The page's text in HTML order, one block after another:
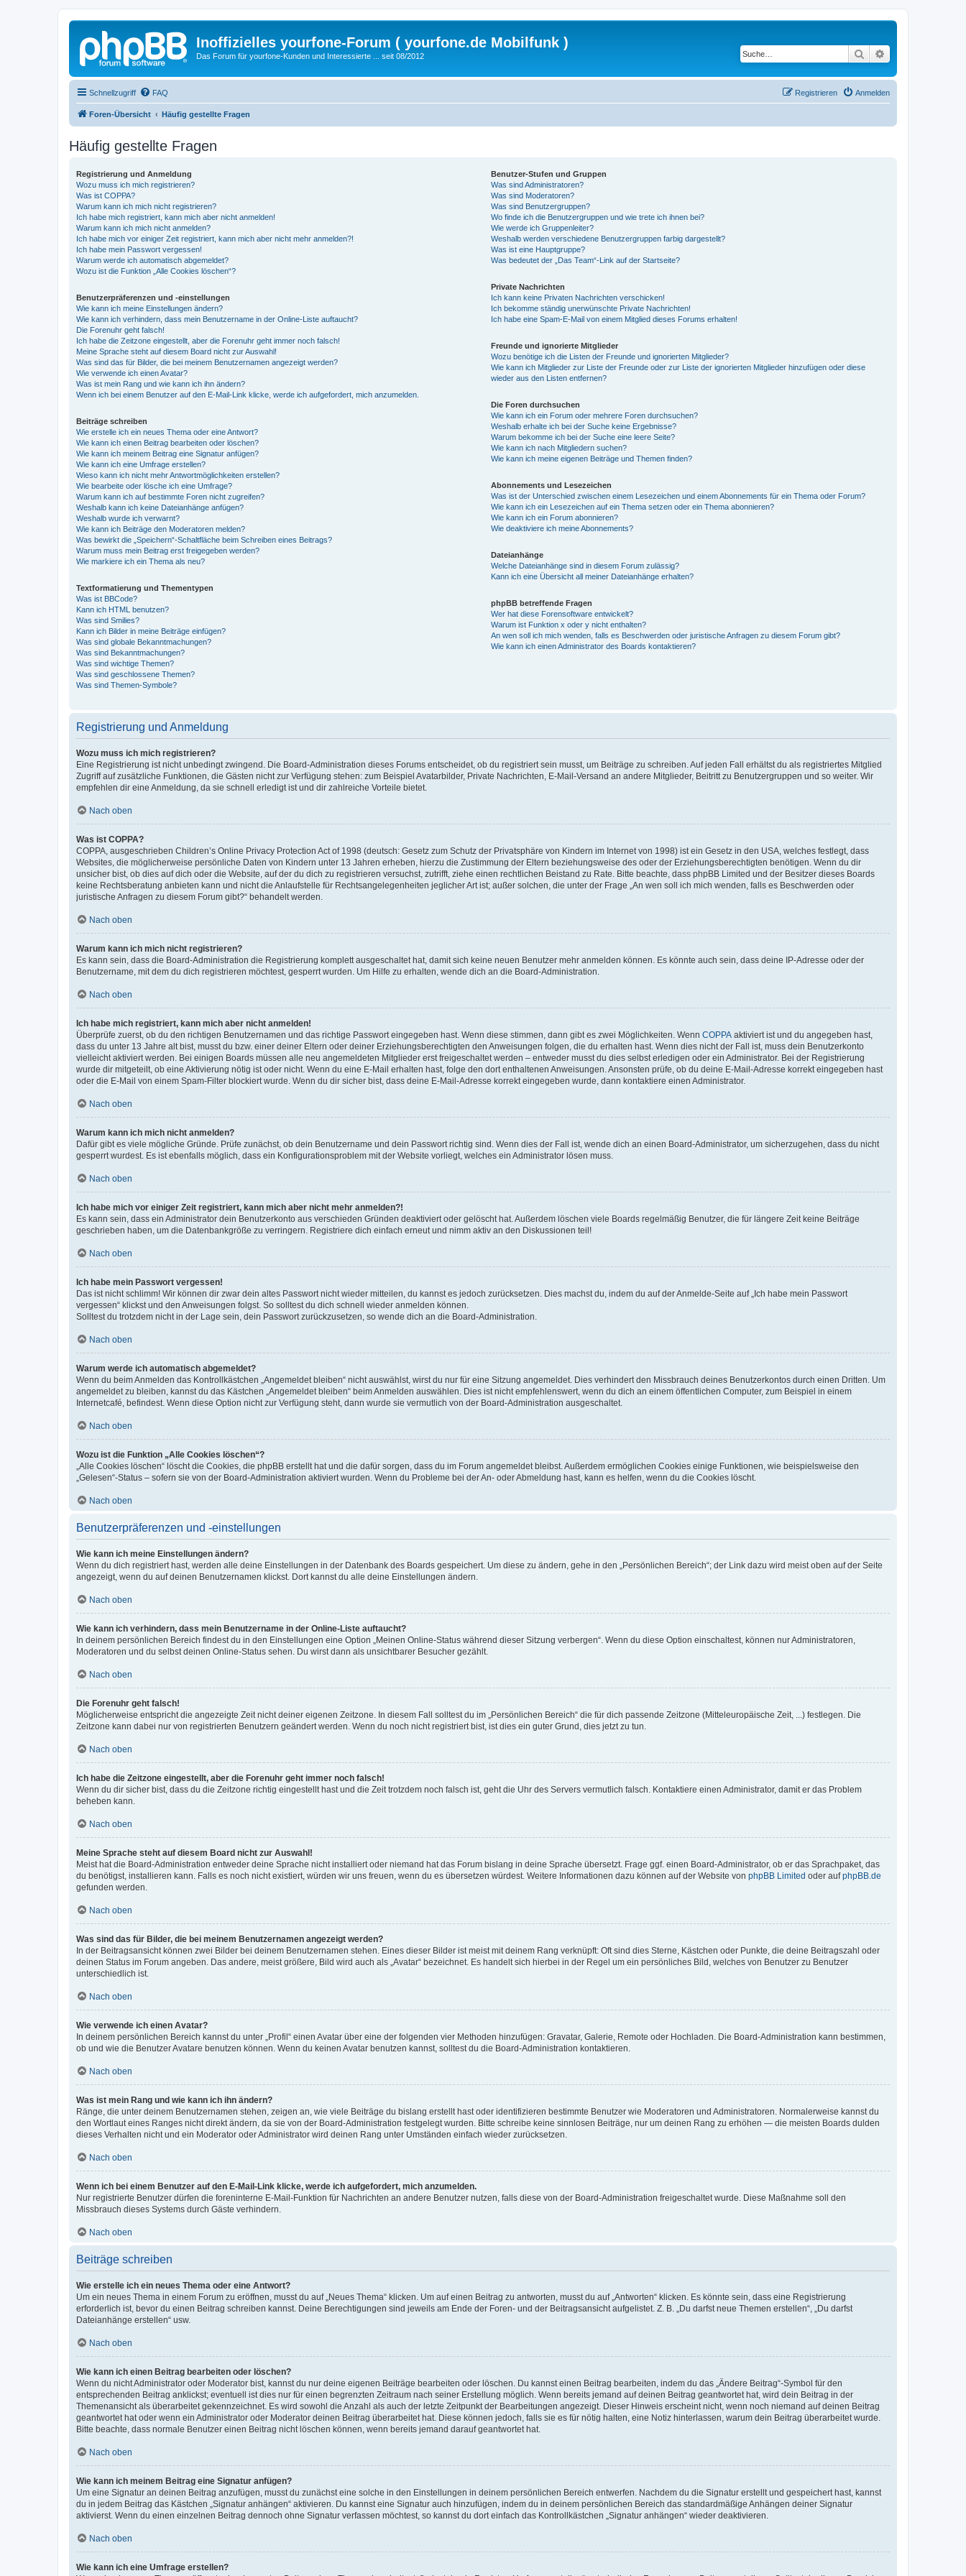
Inoffizielles yourfone-Forum ( yourfone.de Mobilfunk )
Das Forum für yourfone-Kunden und Interessierte ... seit 08/2012 Suche
Schnellzugriff FAQ Anmelden
Registrieren
Foren-Übersicht Häufig gestellte Fragen
Häufig gestellte Fragen
Registrierung und Anmeldung
Wozu muss ich mich registrieren?
Was ist COPPA?
Warum kann ich mich nicht registrieren?
Ich habe mich registriert, kann mich aber nicht anmelden!
Warum kann ich mich nicht anmelden?
Ich habe mich vor einiger Zeit registriert, kann mich aber nicht mehr anmelden?!
Ich habe mein Passwort vergessen!
Warum werde ich automatisch abgemeldet?
Wozu ist die Funktion „Alle Cookies löschen“?
Benutzerpräferenzen und -einstellungen
Wie kann ich meine Einstellungen ändern?
Wie kann ich verhindern, dass mein Benutzername in der Online-Liste auftaucht?
Die Forenuhr geht falsch!
Ich habe die Zeitzone eingestellt, aber die Forenuhr geht immer noch falsch!
Meine Sprache steht auf diesem Board nicht zur Auswahl!
Was sind das für Bilder, die bei meinem Benutzernamen angezeigt werden?
Wie verwende ich einen Avatar?
Was ist mein Rang und wie kann ich ihn ändern?
Wenn ich bei einem Benutzer auf den E-Mail-Link klicke, werde ich aufgefordert, mich anzumelden.
Beiträge schreiben
Wie erstelle ich ein neues Thema oder eine Antwort?
Wie kann ich einen Beitrag bearbeiten oder löschen?
Wie kann ich meinem Beitrag eine Signatur anfügen?
Wie kann ich eine Umfrage erstellen?
Wieso kann ich nicht mehr Antwortmöglichkeiten erstellen?
Wie bearbeite oder lösche ich eine Umfrage?
Warum kann ich auf bestimmte Foren nicht zugreifen?
Weshalb kann ich keine Dateianhänge anfügen?
Weshalb wurde ich verwarnt?
Wie kann ich Beiträge den Moderatoren melden?
Was bewirkt die „Speichern“-Schaltfläche beim Schreiben eines Beitrags?
Warum muss mein Beitrag erst freigegeben werden?
Wie markiere ich ein Thema als neu?
Textformatierung und Thementypen
Was ist BBCode?
Kann ich HTML benutzen?
Was sind Smilies?
Kann ich Bilder in meine Beiträge einfügen?
Was sind globale Bekanntmachungen?
Was sind Bekanntmachungen?
Was sind wichtige Themen?
Was sind geschlossene Themen?
Was sind Themen-Symbole?
Benutzer-Stufen und Gruppen
Was sind Administratoren?
Was sind Moderatoren?
Was sind Benutzergruppen?
Wo finde ich die Benutzergruppen und wie trete ich ihnen bei?
Wie werde ich Gruppenleiter?
Weshalb werden verschiedene Benutzergruppen farbig dargestellt?
Was ist eine Hauptgruppe?
Was bedeutet der „Das Team“-Link auf der Startseite?
Private Nachrichten
Ich kann keine Privaten Nachrichten verschicken!
Ich bekomme ständig unerwünschte Private Nachrichten!
Ich habe eine Spam-E-Mail von einem Mitglied dieses Forums erhalten!
Freunde und ignorierte Mitglieder
Wozu benötige ich die Listen der Freunde und ignorierten Mitglieder?
Wie kann ich Mitglieder zur Liste der Freunde oder zur Liste der ignorierten Mitglieder hinzufügen oder diese
wieder aus den Listen entfernen?
Die Foren durchsuchen
Wie kann ich ein Forum oder mehrere Foren durchsuchen?
Weshalb erhalte ich bei der Suche keine Ergebnisse?
Warum bekomme ich bei der Suche eine leere Seite?
Wie kann ich nach Mitgliedern suchen?
Wie kann ich meine eigenen Beiträge und Themen finden?
Abonnements und Lesezeichen
Was ist der Unterschied zwischen einem Lesezeichen und einem Abonnements für ein Thema oder Forum?
Wie kann ich ein Lesezeichen auf ein Thema setzen oder ein Thema abonnieren?
Wie kann ich ein Forum abonnieren?
Wie deaktiviere ich meine Abonnements?
Dateianhänge
Welche Dateianhänge sind in diesem Forum zulässig?
Kann ich eine Übersicht all meiner Dateianhänge erhalten?
phpBB betreffende Fragen
Wer hat diese Forensoftware entwickelt?
Warum ist Funktion x oder y nicht enthalten?
An wen soll ich mich wenden, falls es Beschwerden oder juristische Anfragen zu diesem Forum gibt?
Wie kann ich einen Administrator des Boards kontaktieren?
Registrierung und Anmeldung
Wozu muss ich mich registrieren?
Eine Registrierung ist nicht unbedingt zwingend. Die Board-Administration dieses Forums entscheidet, ob du registriert sein musst, um Beiträge zu schreiben. Auf jeden Fall erhältst du als registriertes Mitglied
Zugriff auf zusätzliche Funktionen, die Gästen nicht zur Verfügung stehen: zum Beispiel Avatarbilder, Private Nachrichten, E-Mail-Versand an andere Mitglieder, Beitritt zu Benutzergruppen und so weiter. Wir
empfehlen dir eine Anmeldung, da sie schnell erledigt ist und dir zahlreiche Vorteile bietet.
Nach oben
Was ist COPPA?
COPPA, ausgeschrieben Children’s Online Privacy Protection Act of 1998 (deutsch: Gesetz zum Schutz der Privatsphäre von Kindern im Internet von 1998) ist ein Gesetz in den USA, welches festlegt, dass
Websites, die möglicherweise persönliche Daten von Kindern unter 13 Jahren erheben, hierzu die Zustimmung der Eltern beziehungsweise des oder der Erziehungsberechtigten benötigen. Wenn du dir
unsicher bist, ob dies auf dich oder die Website, auf der du dich zu registrieren versuchst, zutrifft, ziehe einen rechtlichen Beistand zu Rate. Bitte beachte, dass phpBB Limited und der Besitzer dieses Boards
keine Rechtsberatung anbieten kann und nicht die Anlaufstelle für Rechtsangelegenheiten jeglicher Art ist; außer solchen, die unter der Frage „An wen soll ich mich wenden, falls es Beschwerden oder
juristische Anfragen zu diesem Forum gibt?“ behandelt werden.
Nach oben
Warum kann ich mich nicht registrieren?
Es kann sein, dass die Board-Administration die Registrierung komplett ausgeschaltet hat, damit sich keine neuen Benutzer mehr anmelden können. Es könnte auch sein, dass deine IP-Adresse oder der
Benutzername, mit dem du dich registrieren möchtest, gesperrt wurden. Um Hilfe zu erhalten, wende dich an die Board-Administration.
Nach oben
Ich habe mich registriert, kann mich aber nicht anmelden!
Überprüfe zuerst, ob du den richtigen Benutzernamen und das richtige Passwort eingegeben hast. Wenn diese stimmen, dann gibt es zwei Möglichkeiten. Wenn COPPA aktiviert ist und du angegeben hast,
dass du unter 13 Jahre alt bist, musst du bzw. einer deiner Eltern oder deiner Erziehungsberechtigten den Anweisungen folgen, die du erhalten hast. Wenn dies nicht der Fall ist, muss dein Benutzerkonto
vielleicht aktiviert werden. Bei einigen Boards müssen alle neu angemeldeten Mitglieder erst freigeschaltet werden – entweder musst du dies selbst erledigen oder ein Administrator. Bei der Registrierung
wurde dir mitgeteilt, ob eine Aktivierung nötig ist oder nicht. Wenn du eine E-Mail erhalten hast, folge den dort enthaltenen Anweisungen. Ansonsten prüfe, ob du deine E-Mail-Adresse korrekt eingegeben hast
oder die E-Mail von einem Spam-Filter blockiert wurde. Wenn du dir sicher bist, dass deine E-Mail-Adresse korrekt eingegeben wurde, dann kontaktiere einen Administrator.
Nach oben
Warum kann ich mich nicht anmelden?
Dafür gibt es viele mögliche Gründe. Prüfe zunächst, ob dein Benutzername und dein Passwort richtig sind. Wenn dies der Fall ist, wende dich an einen Board-Administrator, um sicherzugehen, dass du nicht
gesperrt wurdest. Es ist ebenfalls möglich, dass ein Konfigurationsproblem mit der Website vorliegt, welches ein Administrator lösen muss.
Nach oben
Ich habe mich vor einiger Zeit registriert, kann mich aber nicht mehr anmelden?!
Es kann sein, dass ein Administrator dein Benutzerkonto aus verschieden Gründen deaktiviert oder gelöscht hat. Außerdem löschen viele Boards regelmäßig Benutzer, die für längere Zeit keine Beiträge
geschrieben haben, um die Datenbankgröße zu verringern. Registriere dich einfach erneut und nimm aktiv an den Diskussionen teil!
Nach oben
Ich habe mein Passwort vergessen!
Das ist nicht schlimm! Wir können dir zwar dein altes Passwort nicht wieder mitteilen, du kannst es jedoch zurücksetzen. Dies machst du, indem du auf der Anmelde-Seite auf „Ich habe mein Passwort
vergessen“ klickst und den Anweisungen folgst. So solltest du dich schnell wieder anmelden können.
Solltest du trotzdem nicht in der Lage sein, dein Passwort zurückzusetzen, so wende dich an die Board-Administration.
Nach oben
Warum werde ich automatisch abgemeldet?
Wenn du beim Anmelden das Kontrollkästchen „Angemeldet bleiben“ nicht auswählst, wirst du nur für eine Sitzung angemeldet. Dies verhindert den Missbrauch deines Benutzerkontos durch einen Dritten. Um
angemeldet zu bleiben, kannst du das Kästchen „Angemeldet bleiben“ beim Anmelden auswählen. Dies ist nicht empfehlenswert, wenn du dich an einem öffentlichen Computer, zum Beispiel in einem
Internetcafé, befindest. Wenn diese Option nicht zur Verfügung steht, dann wurde sie vermutlich von der Board-Administration ausgeschaltet.
Nach oben
Wozu ist die Funktion „Alle Cookies löschen“?
„Alle Cookies löschen“ löscht die Cookies, die phpBB erstellt hat und die dafür sorgen, dass du im Forum angemeldet bleibst. Außerdem ermöglichen Cookies einige Funktionen, wie beispielsweise den
„Gelesen“-Status – sofern sie von der Board-Administration aktiviert wurden. Wenn du Probleme bei der An- oder Abmeldung hast, kann es helfen, wenn du die Cookies löscht.
Nach oben
Benutzerpräferenzen und -einstellungen
Wie kann ich meine Einstellungen ändern?
Wenn du dich registriert hast, werden alle deine Einstellungen in der Datenbank des Boards gespeichert. Um diese zu ändern, gehe in den „Persönlichen Bereich“; der Link dazu wird meist oben auf der Seite
angezeigt, wenn du auf deinen Benutzernamen klickst. Dort kannst du alle deine Einstellungen ändern.
Nach oben
Wie kann ich verhindern, dass mein Benutzername in der Online-Liste auftaucht?
In deinem persönlichen Bereich findest du in den Einstellungen eine Option „Meinen Online-Status während dieser Sitzung verbergen“. Wenn du diese Option einschaltest, können nur Administratoren,
Moderatoren und du selbst deinen Online-Status sehen. Du wirst dann als unsichtbarer Besucher gezählt.
Nach oben
Die Forenuhr geht falsch!
Möglicherweise entspricht die angezeigte Zeit nicht deiner eigenen Zeitzone. In diesem Fall solltest du im „Persönlichen Bereich“ die für dich passende Zeitzone (Mitteleuropäische Zeit, ...) festlegen. Die
Zeitzone kann dabei nur von registrierten Benutzern geändert werden. Wenn du noch nicht registriert bist, ist dies ein guter Grund, dies jetzt zu tun.
Nach oben
Ich habe die Zeitzone eingestellt, aber die Forenuhr geht immer noch falsch!
Wenn du dir sicher bist, dass du die Zeitzone richtig eingestellt hast und die Zeit trotzdem noch falsch ist, geht die Uhr des Servers vermutlich falsch. Kontaktiere einen Administrator, damit er das Problem
beheben kann.
Nach oben
Meine Sprache steht auf diesem Board nicht zur Auswahl!
Meist hat die Board-Administration entweder deine Sprache nicht installiert oder niemand hat das Forum bislang in deine Sprache übersetzt. Frage ggf. einen Board-Administrator, ob er das Sprachpaket, das
du benötigst, installieren kann. Falls es noch nicht existiert, würden wir uns freuen, wenn du es übersetzen würdest. Weitere Informationen dazu können auf der Website von phpBB Limited oder aufphpBB.de
gefunden werden.
Nach oben
Was sind das für Bilder, die bei meinem Benutzernamen angezeigt werden?
In der Beitragsansicht können zwei Bilder bei deinem Benutzernamen stehen. Eines dieser Bilder ist meist mit deinem Rang verknüpft: Oft sind dies Sterne, Kästchen oder Punkte, die deine Beitragszahl oder
deinen Status im Forum angeben. Das andere, meist größere, Bild wird auch als „Avatar“ bezeichnet. Es handelt sich hierbei in der Regel um ein persönliches Bild, welches von Benutzer zu Benutzer
unterschiedlich ist.
Nach oben
Wie verwende ich einen Avatar?
In deinem persönlichen Bereich kannst du unter „Profil“ einen Avatar über eine der folgenden vier Methoden hinzufügen: Gravatar, Galerie, Remote oder Hochladen. Die Board-Administration kann bestimmen,
ob und wie die Benutzer Avatare benutzen können. Wenn du keinen Avatar benutzen kannst, solltest du die Board-Administration kontaktieren.
Nach oben
Was ist mein Rang und wie kann ich ihn ändern?
Ränge, die unter deinem Benutzernamen stehen, zeigen an, wie viele Beiträge du bislang erstellt hast oder identifizieren bestimmte Benutzer wie Moderatoren und Administratoren. Normalerweise kannst du
den Wortlaut eines Ranges nicht direkt ändern, da sie von der Board-Administration festgelegt wurden. Bitte schreibe keine sinnlosen Beiträge, nur um deinen Rang zu erhöhen — die meisten Boards dulden
dieses Verhalten nicht und ein Moderator oder Administrator wird deinen Rang unter Umständen einfach wieder zurücksetzen.
Nach oben
Wenn ich bei einem Benutzer auf den E-Mail-Link klicke, werde ich aufgefordert, mich anzumelden.
Nur registrierte Benutzer dürfen die foreninterne E-Mail-Funktion für Nachrichten an andere Benutzer nutzen, falls diese von der Board-Administration freigeschaltet wurde. Diese Maßnahme soll den
Missbrauch dieses Systems durch Gäste verhindern.
Nach oben
Beiträge schreiben
Wie erstelle ich ein neues Thema oder eine Antwort?
Um ein neues Thema in einem Forum zu eröffnen, musst du auf „Neues Thema“ klicken. Um auf einen Beitrag zu antworten, musst du auf „Antworten“ klicken. Es könnte sein, dass eine Registrierung
erforderlich ist, bevor du einen Beitrag schreiben kannst. Deine Berechtigungen sind jeweils am Ende der Foren- und der Beitragsansicht aufgelistet. Z. B. „Du darfst neue Themen erstellen“, „Du darfst
Dateianhänge erstellen“ usw.
Nach oben
Wie kann ich einen Beitrag bearbeiten oder löschen?
Wenn du nicht Administrator oder Moderator bist, kannst du nur deine eigenen Beiträge bearbeiten oder löschen. Du kannst einen Beitrag bearbeiten, indem du das „Ändere Beitrag“-Symbol für den
entsprechenden Beitrag anklickst; eventuell ist dies nur für einen begrenzten Zeitraum nach seiner Erstellung möglich. Wenn bereits jemand auf deinen Beitrag geantwortet hat, wird dein Beitrag in der
Themenansicht als überarbeitet gekennzeichnet. Es wird sowohl die Anzahl als auch der letzte Zeitpunkt der Bearbeitungen angezeigt. Dieser Hinweis erscheint nicht, wenn noch niemand auf deinen Beitrag
geantwortet hat oder wenn ein Administrator oder Moderator deinen Beitrag überarbeitet hat. Diese können jedoch, falls sie es für nötig halten, eine Notiz hinterlassen, warum dein Beitrag überarbeitet wurde.
Bitte beachte, dass normale Benutzer einen Beitrag nicht löschen können, wenn bereits jemand darauf geantwortet hat.
Nach oben
Wie kann ich meinem Beitrag eine Signatur anfügen?
Um eine Signatur an deinen Beitrag anzufügen, musst du zunächst eine solche in den Einstellungen in deinem persönlichen Bereich entwerfen. Nachdem du die Signatur erstellt und gespeichert hast, kannst
du in jedem Beitrag das Kästchen „Signatur anhängen“ aktivieren. Du kannst eine Signatur auch hinzufügen, indem du in deinem persönlichen Bereich das standardmäßige Anhängen deiner Signatur
aktivierst. Wenn du einen einzelnen Beitrag dennoch ohne Signatur verfassen möchtest, so kannst du dort einfach das Kontrollkästchen „Signatur anhängen“ wieder deaktivieren.
Nach oben
Wie kann ich eine Umfrage erstellen?